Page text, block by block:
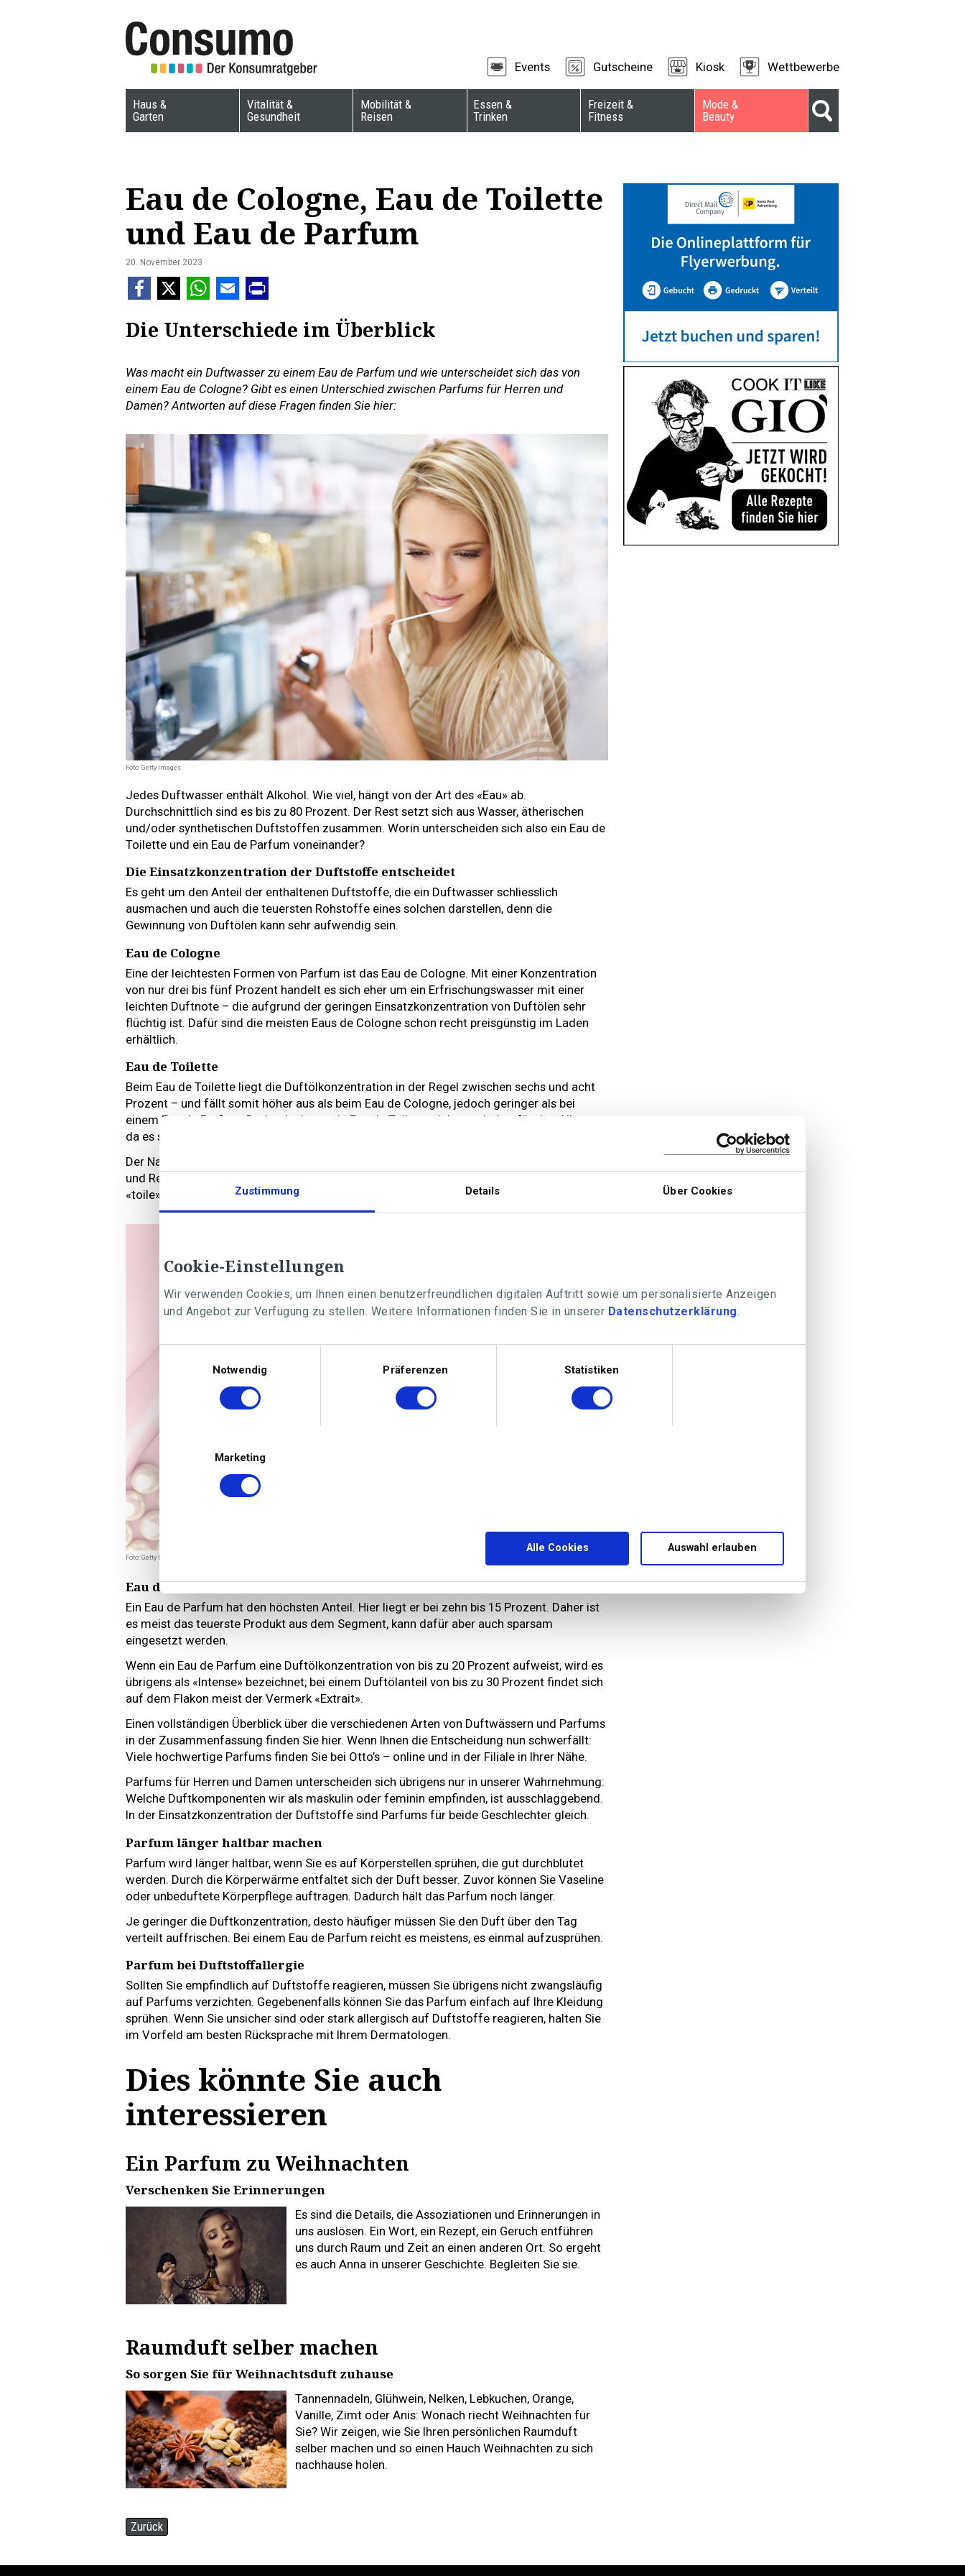
Zustimmung Details Über Cookies
Cookie-Einstellungen
Wir verwenden Cookies, um Ihnen einen benutzerfreundlichen digitalen Auftritt sowie um personalisierte Anzeigen
und Angebot zur Verfügung zu stellen. Weitere Informationen finden Sie in unserer Datenschutzerklärung.
Notwendig
Präferenzen Statistiken
Marketing
Auswahl erlauben
Alle Cookies
Events Gutscheine Kiosk Wettbewerbe
Haus &
Garten
Vitalität &
Gesundheit
Mobilität &
Reisen
Essen &
Trinken
Freizeit &
Fitness
Mode &
Beauty
Eau de Cologne, Eau de Toilette
und Eau de Parfum
20. November 2023
Die Unterschiede im Überblick
Was macht ein Duftwasser zu einem Eau de Parfum und wie unterscheidet sich das von
einem Eau de Cologne? Gibt es einen Unterschied zwischen Parfums für Herren und
Damen? Antworten auf diese Fragen finden Sie hier:
Foto: Getty Images
Jedes Duftwasser enthält Alkohol. Wie viel, hängt von der Art des «Eau» ab.
Durchschnittlich sind es bis zu 80 Prozent. Der Rest setzt sich aus Wasser, ätherischen
und/oder synthetischen Duftstoffen zusammen. Worin unterscheiden sich also ein Eau de
Toilette und ein Eau de Parfum voneinander?
Die Einsatzkonzentration der Duftstoffe entscheidet
Es geht um den Anteil der enthaltenen Duftstoffe, die ein Duftwasser schliesslich
ausmachen und auch die teuersten Rohstoffe eines solchen darstellen, denn die
Gewinnung von Duftölen kann sehr aufwendig sein.
Eau de Cologne
Eine der leichtesten Formen von Parfum ist das Eau de Cologne. Mit einer Konzentration
von nur drei bis fünf Prozent handelt es sich eher um ein Erfrischungswasser mit einer
leichten Duftnote – die aufgrund der geringen Einsatzkonzentration von Duftölen sehr
flüchtig ist. Dafür sind die meisten Eaus de Cologne schon recht preisgünstig im Laden
erhältlich.
Eau de Toilette
Beim Eau de Toilette liegt die Duftölkonzentration in der Regel zwischen sechs und acht
Prozent – und fällt somit höher aus als beim Eau de Cologne, jedoch geringer als bei
einem Eau de Parfum. Dadurch eignet ein Eau de Toilette sich wunderbar für den Alltag,
da es sich mit der Zeit verflüchtigt und etwa im Büro nicht aufdringlich wirkt.
Der Name stammt übrigens aus Zeiten, in denen Duftwasser zur täglichen Körperpflege
und Reinigung verwendet wurden – dafür nutzte man einfache Leinentücher (franz.
«toile»).
Foto: Getty Images
Eau de Parfum
Ein Eau de Parfum hat den höchsten Anteil. Hier liegt er bei zehn bis 15 Prozent. Daher ist
es meist das teuerste Produkt aus dem Segment, kann dafür aber auch sparsam
eingesetzt werden.
Wenn ein Eau de Parfum eine Duftölkonzentration von bis zu 20 Prozent aufweist, wird es
übrigens als «Intense» bezeichnet; bei einem Duftölanteil von bis zu 30 Prozent findet sich
auf dem Flakon meist der Vermerk «Extrait».
Einen vollständigen Überblick über die verschiedenen Arten von Duftwässern und Parfums
in der Zusammenfassung finden Sie hier. Wenn Ihnen die Entscheidung nun schwerfällt:
Viele hochwertige Parfums finden Sie bei Otto’s – online und in der Filiale in Ihrer Nähe.
Parfums für Herren und Damen unterscheiden sich übrigens nur in unserer Wahrnehmung:
Welche Duftkomponenten wir als maskulin oder feminin empfinden, ist ausschlaggebend.
In der Einsatzkonzentration der Duftstoffe sind Parfums für beide Geschlechter gleich.
Parfum länger haltbar machen
Parfum wird länger haltbar, wenn Sie es auf Körperstellen sprühen, die gut durchblutet
werden. Durch die Körperwärme entfaltet sich der Duft besser. Zuvor können Sie Vaseline
oder unbeduftete Körperpflege auftragen. Dadurch hält das Parfum noch länger.
Je geringer die Duftkonzentration, desto häufiger müssen Sie den Duft über den Tag
verteilt auffrischen. Bei einem Eau de Parfum reicht es meistens, es einmal aufzusprühen.
Parfum bei Duftstoffallergie
Sollten Sie empfindlich auf Duftstoffe reagieren, müssen Sie übrigens nicht zwangsläufig
auf Parfums verzichten. Gegebenenfalls können Sie das Parfum einfach auf Ihre Kleidung
sprühen. Wenn Sie unsicher sind oder stark allergisch auf Duftstoffe reagieren, halten Sie
im Vorfeld am besten Rücksprache mit Ihrem Dermatologen.
Dies könnte Sie auch
interessieren
Ein Parfum zu Weihnachten
Verschenken Sie Erinnerungen
Es sind die Details, die Assoziationen und Erinnerungen in
uns auslösen. Ein Wort, ein Rezept, ein Geruch entführen
uns durch Raum und Zeit an einen anderen Ort. So ergeht
es auch Anna in unserer Geschichte. Begleiten Sie sie.
Raumduft selber machen
So sorgen Sie für Weihnachtsduft zuhause
Tannennadeln, Glühwein, Nelken, Lebkuchen, Orange,
Vanille, Zimt oder Anis: Wonach riecht Weihnachten für
Sie? Wir zeigen, wie Sie Ihren persönlichen Raumduft
selber machen und so einen Hauch Weihnachten zu sich
nachhause holen.
Zurück